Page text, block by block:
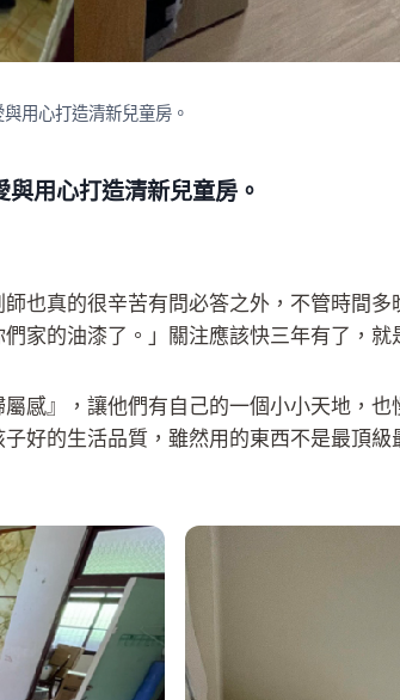
用心打造清新兒童房。
用心打造清新兒童房。
也真的很辛苦有問必答之外，不管時間
家的油漆了。」關注應該快三年有了，就
感』，讓他們有自己的一個小小天地，
好的生活品質，雖然用的東西不是最頂